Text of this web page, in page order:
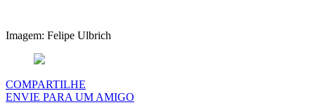
Imagem: Felipe Ulbrich
COMPARTILHE
ENVIE PARA UM AMIGO